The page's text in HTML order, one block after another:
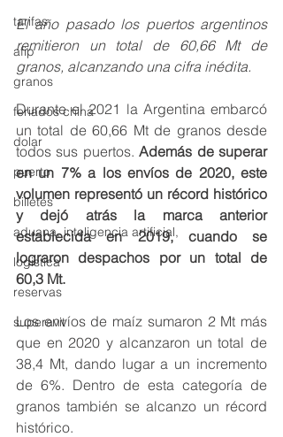
tarifas
afip
granos
feriados china
dolar
puerto
billetes
aduana, inteligencia artificial,
logistica
reservas
superavit
El año pasado los puertos argentinos
remitieron un total de 60,66 Mt de
granos, alcanzando una cifra inédita.
Durante el 2021 la Argentina embarcó
un total de 60,66 Mt de granos desde
todos sus puertos. Además de superar
en un 7% a los envíos de 2020, este
volumen representó un récord histórico
y dejó atrás la marca anterior
establecida en 2019, cuando se
lograron despachos por un total de
60,3 Mt.
Los envíos de maíz sumaron 2 Mt más
que en 2020 y alcanzaron un total de
38,4 Mt, dando lugar a un incremento
de 6%. Dentro de esta categoría de
granos también se alcanzo un récord
histórico.